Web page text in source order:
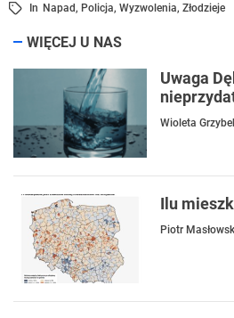
In Napad, Policja, Wyzwolenia, Złodzieje
WIĘCEJ U NAS
Uwaga
Wioleta
Ilu
Piotr